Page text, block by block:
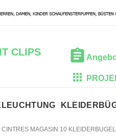
CLIPS
CINTRES MAGASIN 10